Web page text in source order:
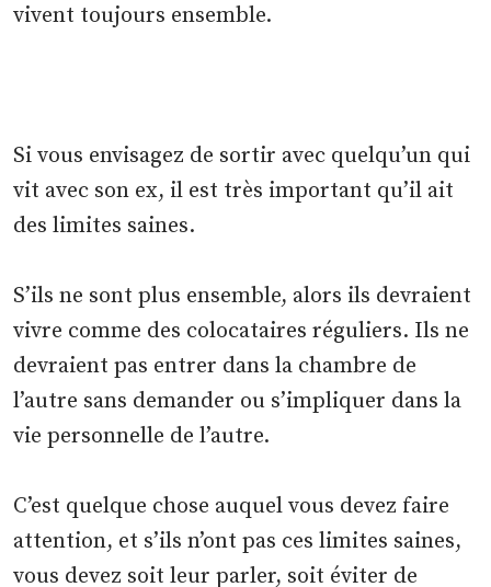
vivent toujours ensemble.
Si vous envisagez de sortir avec quelqu’un qui
vit avec son ex, il est très important qu’il ait
des limites saines.
S’ils ne sont plus ensemble, alors ils devraient
vivre comme des colocataires réguliers. Ils ne
devraient pas entrer dans la chambre de
l’autre sans demander ou s’impliquer dans la
vie personnelle de l’autre.
C’est quelque chose auquel vous devez faire
attention, et s’ils n’ont pas ces limites saines,
vous devez soit leur parler, soit éviter de